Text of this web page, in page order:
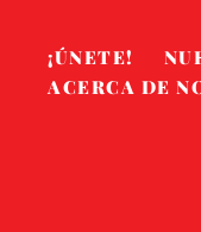
¡ÚNETE!
ACERCA DE